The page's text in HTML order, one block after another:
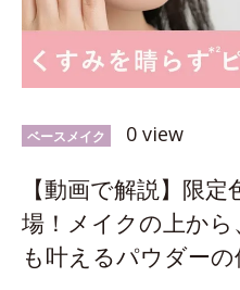
ベースメイク 0 view
【動画で解説】限
場！メイクの上か
も叶えるパウダー